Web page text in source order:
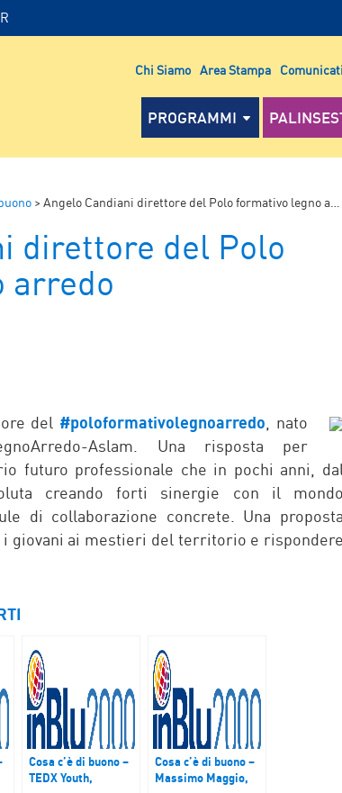
Chi Siamo Area Stampa
PROGRAMMI
> Angelo Candiani direttore del Polo formativo legno arredo
direttore del Polo
arredo
del #poloformativolegnoarredo , nato
Aslam. Una risposta per
futuro professionale che in pochi anni, dal
creando forti sinergie con il mondo
di collaborazione concrete. Una proposta
giovani ai mestieri del territorio e rispondere
Cosa c’è di buono –
TEDX Youth,
Cosa c’è di buono –
Massimo Maggio,